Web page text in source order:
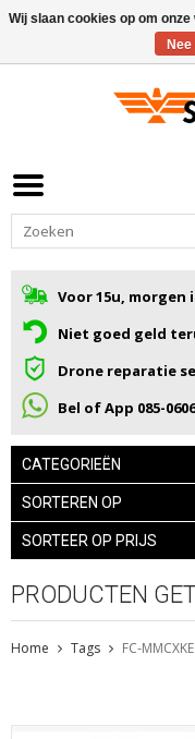
Voor 15u, morgen
Niet goed geld
Drone reparatie
Bel of App 085-
CATEGORIEËN
SORTEREN OP
SORTEER OP PRIJS
PRODUCTEN
Home Tags FC-MMCXKE
Wij slaan cookies op om
Nee